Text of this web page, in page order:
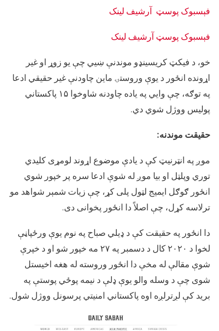
فېسبوک پوسټ آرشيف لینک
فېسبوک پوسټ آرشيف لینک
خو، د فیکټ کريسينډو موندنې ښیي چې یو زوړ او غیر
اړونده انځور د یوې وروستۍ ماین چاودنې غیر حقیقي ادعا
په توګه، چې وایي په یاده چاودنه شاوخوا ۱۵ پاکستاني
پولیس ووژل شوي دي.
حقيقت موندنه:
موږ په انټرنیټ کې د یادې موضوع اړوند لومړی کلیدي
توري وپلټل او بیا موږ له شوې ادعا سره پر خپور شوي
انځور ګوګل ایمیج لټول پلی کړ، چې زیات شمېر شواهد مو
ترلاسه کړل، چې اصلاً دا انځور پخوانی دی.
دا انځور په حقیقت کې د ډیلي صباح په نوم یوې ورځپاڼې
لخوا د ۲۰۲۰ کال د دسمبر په ۲۷ مه خپور شو او د خپرې
شوې مقالې له مخې دا انځور وروسته له هغه اخیستل
شوی چې د وسله والو یوې ډلې د نیمه پوځي پوستې په
برید کې لږترلږه اوه پاکستاني امنیتي پرسونل ووژل شول.